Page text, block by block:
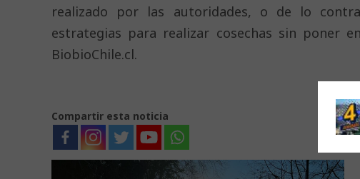
realizado por las autoridades, o de lo
estrategias para realizar cosechas sin poner
BiobioChile.cl.
Compartir esta noticia